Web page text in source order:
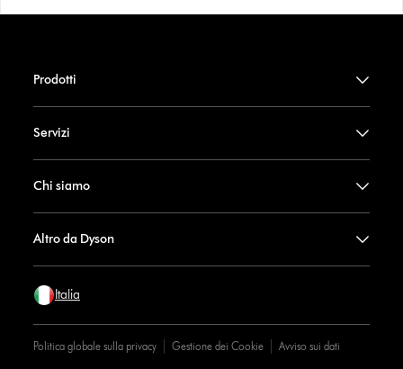
Prodotti
Servizi
Chi siamo
Altro da Dyson
Italia
Politica globale sulla privacy Gestione dei Cookie Avviso sui dati